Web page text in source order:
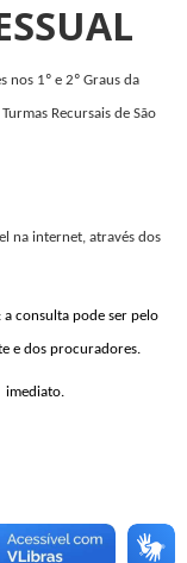
nos 1º e 2º Graus da
Recursais de São
na internet, através dos
a consulta pode ser pelo
e dos procuradores.
imediato.